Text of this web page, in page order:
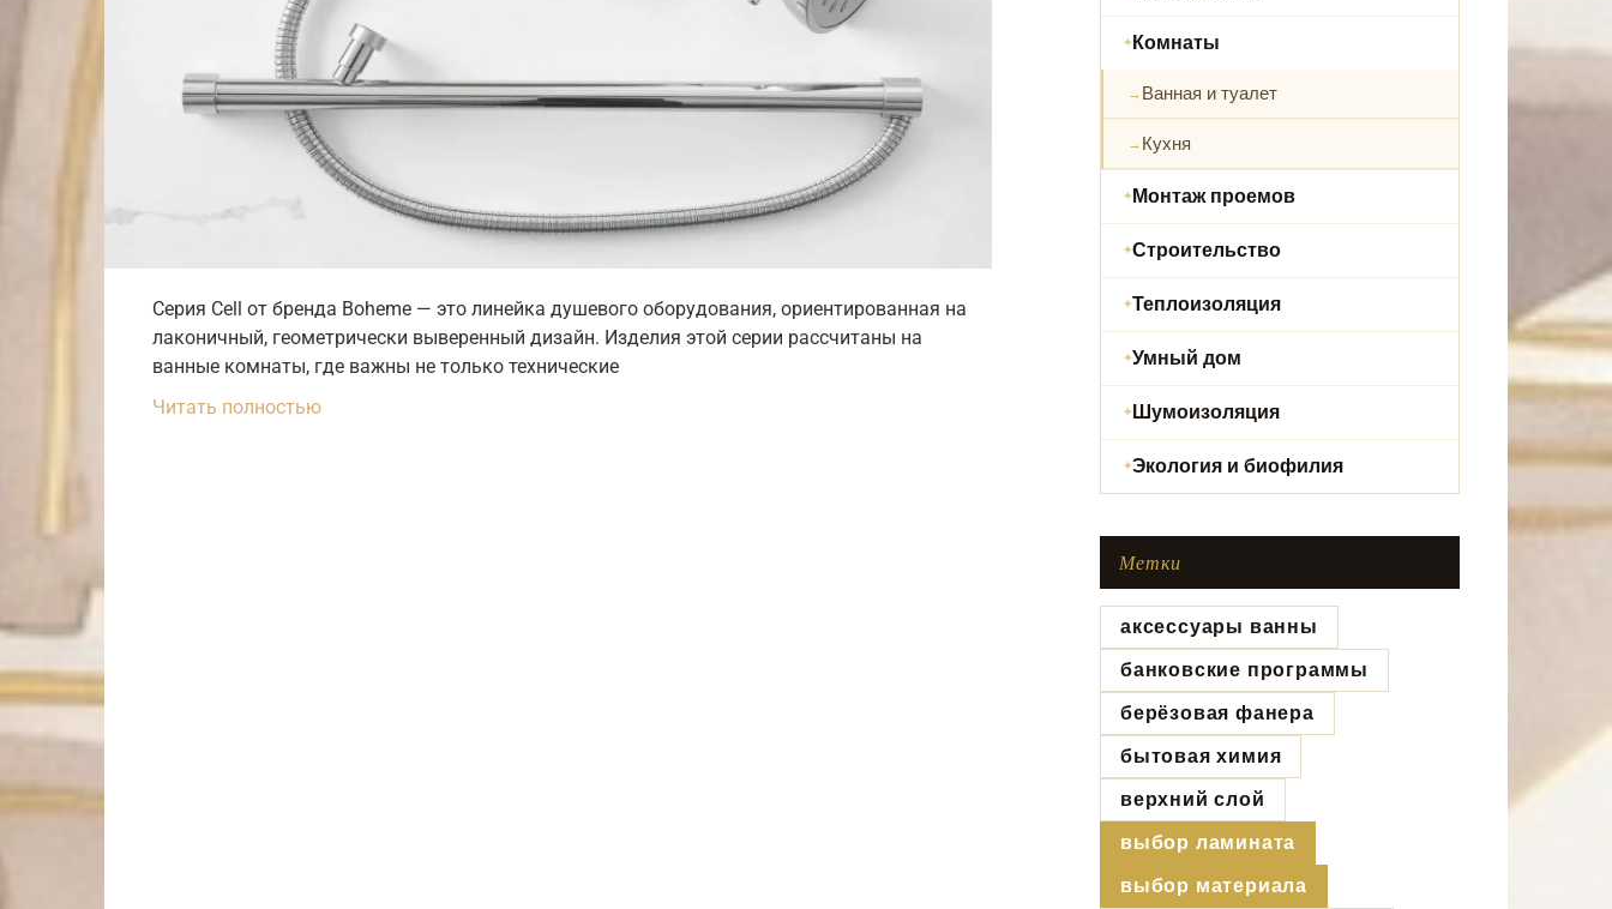
Серия Cell от бренда Boheme — это линейка душевого оборудования, ориентированная на
лаконичный, геометрически выверенный дизайн. Изделия этой серии рассчитаны на
ванные комнаты, где важны не только технические
Читать полностью
Комнаты
Ванная и туалет
Кухня
Монтаж проемов
Строительство
Теплоизоляция
Умный дом
Шумоизоляция
Экология и биофилия
Метки
аксессуары ванны
банковские программы
берёзовая фанера
бытовая химия
верхний слой
выбор ламината
выбор материала